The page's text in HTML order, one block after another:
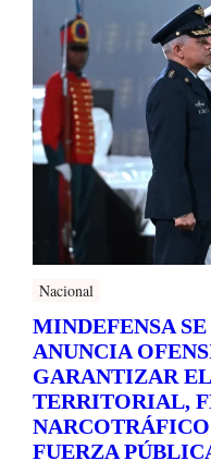
Nacional
MINDEFENSA
ANUNCIA
GARANTIZAR
TERRITORIAL,
FUERZA